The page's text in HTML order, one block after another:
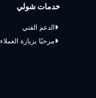
خدمات شولي
الدعم الفني
مرحبًا بزيارة العملاء